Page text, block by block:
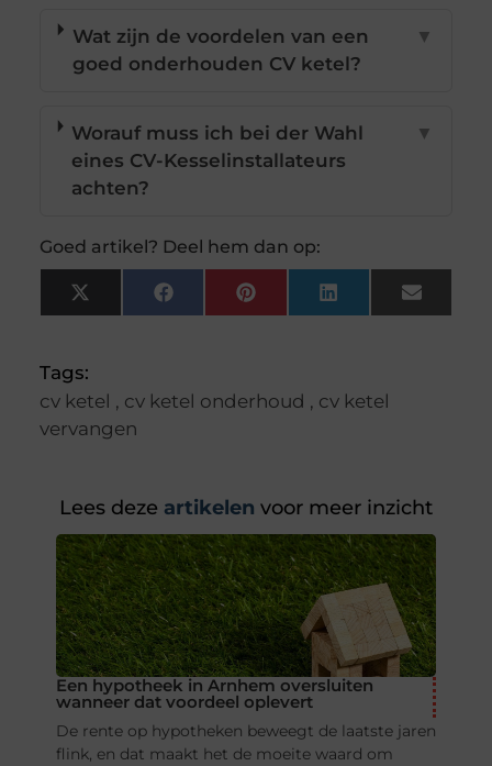
Wat zijn de voordelen van een
goed onderhouden CV ketel?
▼
Worauf muss ich bei der Wahl
eines CV-Kesselinstallateurs
achten?
▼
Goed artikel? Deel hem dan op:
X
(Twitter)
FacebookPinterestLinkedInEmail
Tags:
cv ketel , cv ketel onderhoud , cv ketel
vervangen
Lees deze artikelen voor meer inzicht
Een hypotheek in Arnhem oversluiten
wanneer dat voordeel oplevert
De rente op hypotheken beweegt de laatste jaren
flink, en dat maakt het de moeite waard om